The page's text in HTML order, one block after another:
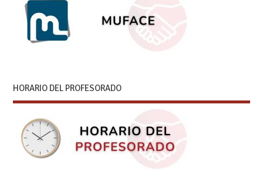
HORARIO DEL PROFESORADO